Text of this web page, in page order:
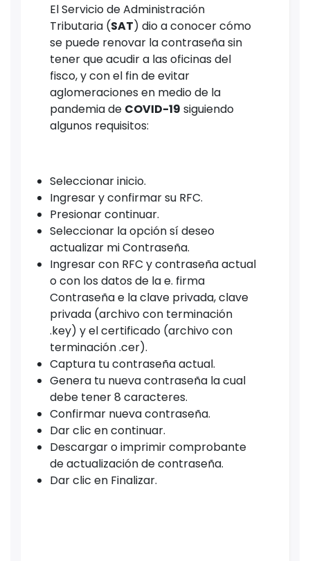
El Servicio de Administración
Tributaria (SAT) dio a conocer cómo
se puede renovar la contraseña sin
tener que acudir a las oficinas del
fisco, y con el fin de evitar
aglomeraciones en medio de la
pandemia de COVID-19 siguiendo
algunos requisitos:
Seleccionar inicio.
Ingresar y confirmar su RFC.
Presionar continuar.
Seleccionar la opción sí deseo
actualizar mi Contraseña.
Ingresar con RFC y contraseña actual
o con los datos de la e. firma
Contraseña e la clave privada, clave
privada (archivo con terminación
.key) y el certificado (archivo con
terminación .cer).
Captura tu contraseña actual.
Genera tu nueva contraseña la cual
debe tener 8 caracteres.
Confirmar nueva contraseña.
Dar clic en continuar.
Descargar o imprimir comprobante
de actualización de contraseña.
Dar clic en Finalizar.